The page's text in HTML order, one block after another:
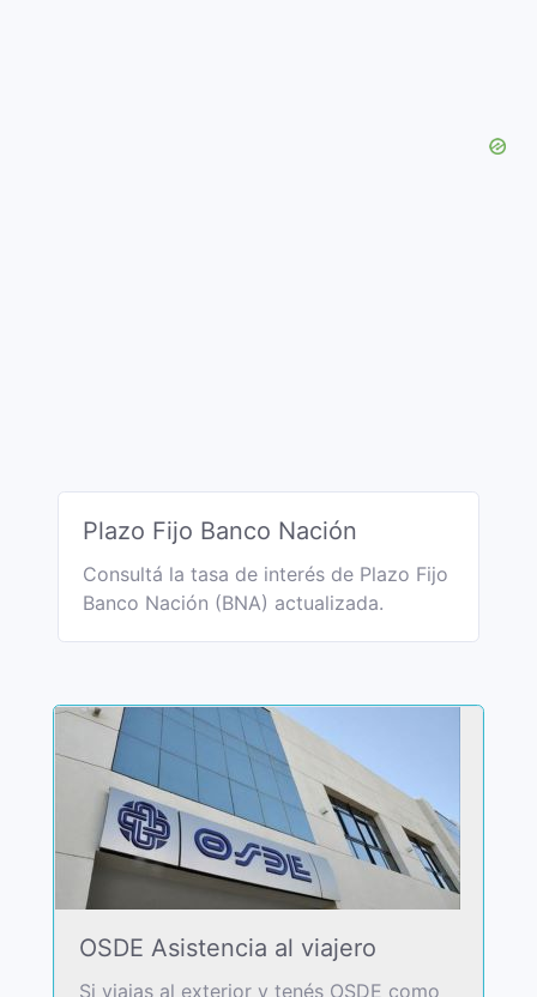
Plazo Fijo Banco Nación
Consultá la tasa de interés de Plazo Fijo
Banco Nación (BNA) actualizada.
OSDE Asistencia al viajero
Si viajas al exterior y tenés OSDE como